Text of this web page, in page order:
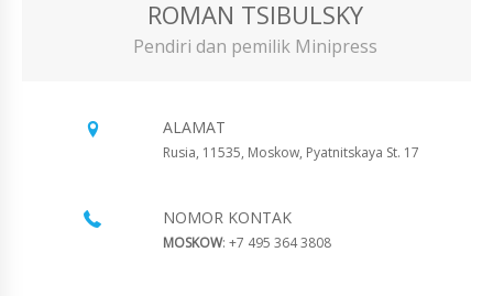
ROMAN TSIBULSKY
Pendiri dan pemilik Minipress
ALAMAT
Rusia, 11535, Moskow, Pyatnitskaya St. 17
NOMOR KONTAK
MOSKOW: +7 495 364 3808